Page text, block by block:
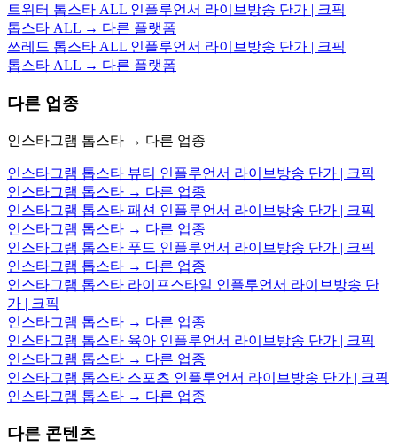
트위터 톱스타 ALL 인플루언서 라이브방송 단가 | 크픽
톱스타 ALL → 다른 플랫폼
쓰레드 톱스타 ALL 인플루언서 라이브방송 단가 | 크픽
톱스타 ALL → 다른 플랫폼
다른 업종
인스타그램 톱스타 → 다른 업종
인스타그램 톱스타 뷰티 인플루언서 라이브방송 단가 | 크픽
인스타그램 톱스타 → 다른 업종
인스타그램 톱스타 패션 인플루언서 라이브방송 단가 | 크픽
인스타그램 톱스타 → 다른 업종
인스타그램 톱스타 푸드 인플루언서 라이브방송 단가 | 크픽
인스타그램 톱스타 → 다른 업종
인스타그램 톱스타 라이프스타일 인플루언서 라이브방송 단
가 | 크픽
인스타그램 톱스타 → 다른 업종
인스타그램 톱스타 육아 인플루언서 라이브방송 단가 | 크픽
인스타그램 톱스타 → 다른 업종
인스타그램 톱스타 스포츠 인플루언서 라이브방송 단가 | 크픽
인스타그램 톱스타 → 다른 업종
다른 콘텐츠